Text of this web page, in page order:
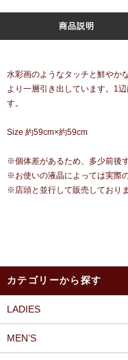
商品説明
水彩画のようなタッチと鮮やか
より一層引き出しています。1
す。
Size 約59cm×約59cm
※個体差があるため、多少前後
※お使いの液晶によっては実際
※店頭と並行して販売しており
カテゴリーから探す
LADIES
MEN’S